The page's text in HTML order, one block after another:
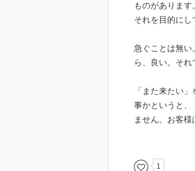
ものがありま
それを目的にし
急ぐことは無い
ら、良い。それ
「また来たい
事かというと、
ません。お客
1